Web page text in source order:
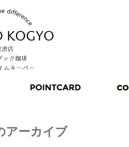
アーカイブ